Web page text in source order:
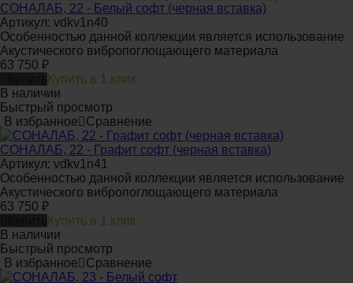
СОНАЛАБ, 22 - Белый софт (черная вставка)
Артикул: vdkv1n40
Особенностью данной коллекции является использование
Акустического вибропоглощающего материала
63 750 ₽
Купить в 1 клик
В наличии
Быстрый просмотр
В избранное
Сравнение
СОНАЛАБ, 22 - Графит софт (черная вставка)
Артикул: vdkv1n41
Особенностью данной коллекции является использование
Акустического вибропоглощающего материала
63 750 ₽
Купить в 1 клик
В наличии
Быстрый просмотр
В избранное
Сравнение